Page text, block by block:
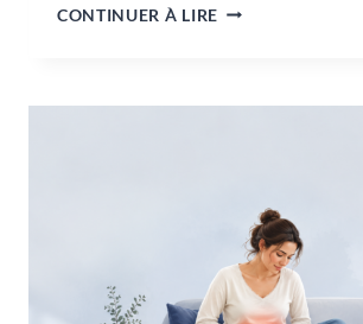
CONTINUER À LIREJAMBES
LES
DRAINAGE
LYMPHATIQUE
AIDE)